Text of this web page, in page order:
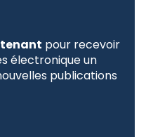
pour recevoir
électronique un
publications